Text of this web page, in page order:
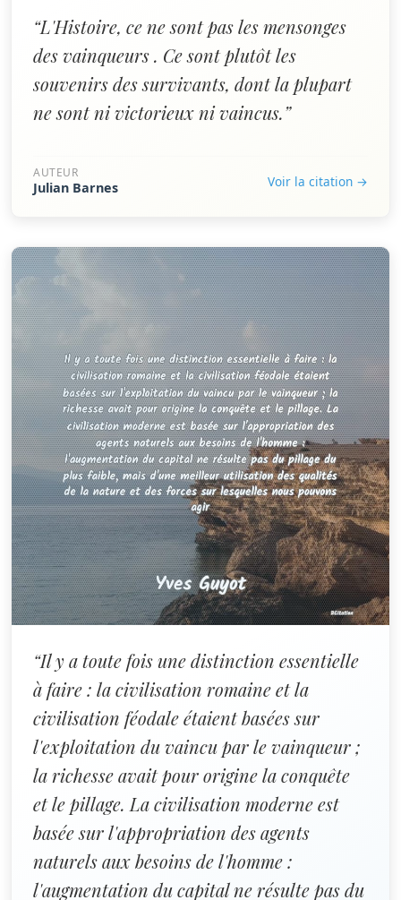
“L'Histoire, ce ne sont pas les mensonges
des vainqueurs . Ce sont plutôt les
souvenirs des survivants, dont la plupart
ne sont ni victorieux ni vaincus.”
AUTEUR
Julian Barnes Voir la citation →
“Il y a toute fois une distinction essentielle
à faire : la civilisation romaine et la
civilisation féodale étaient basées sur
l'exploitation du vaincu par le vainqueur ;
la richesse avait pour origine la conquête
et le pillage. La civilisation moderne est
basée sur l'appropriation des agents
naturels aux besoins de l'homme :
l'augmentation du capital ne résulte pas du